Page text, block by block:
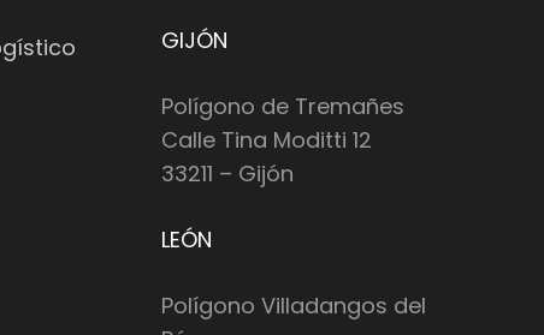
GIJÓN
Polígono de Tremañes
Calle Tina Moditti 12
33211 – Gijón
LEÓN
Polígono Villadangos del